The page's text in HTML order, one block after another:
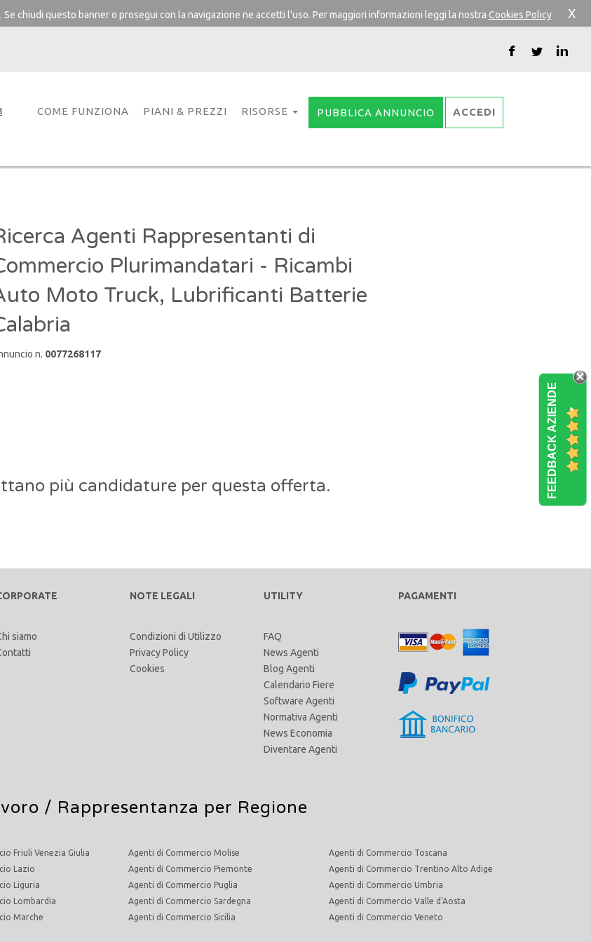
chiudi questo banner o prosegui con la navigazione ne accetti l'uso. Per maggiori informazioni leggi la nostra Cookies Policy X
COME FUNZIONA PIANI & PREZZI RISORSE PUBBLICA ANNUNCIO ACCEDI
FEEDBACK AZIENDE
Agenti Rappresentanti di
Plurimandatari - Ricambi
Moto Truck, Lubrificanti Batterie
n. 0077268117
più candidature per questa offerta.
siamo
NOTE LEGALI
Condizioni di Utilizzo
Privacy Policy
Cookies
UTILITY
FAQ
News Agenti
Blog Agenti
Calendario Fiere
Software Agenti
Normativa Agenti
News Economia
Diventare Agenti
PAGAMENTI
/ Rappresentanza per Regione
Friuli Venezia Giulia
Lazio
Liguria
Lombardia
Marche
Agenti di Commercio Molise
Agenti di Commercio Piemonte
Agenti di Commercio Puglia
Agenti di Commercio Sardegna
Agenti di Commercio Sicilia
Agenti di Commercio Toscana
Agenti di Commercio Trentino Alto Adige
Agenti di Commercio Umbria
Agenti di Commercio Valle d'Aosta
Agenti di Commercio Veneto